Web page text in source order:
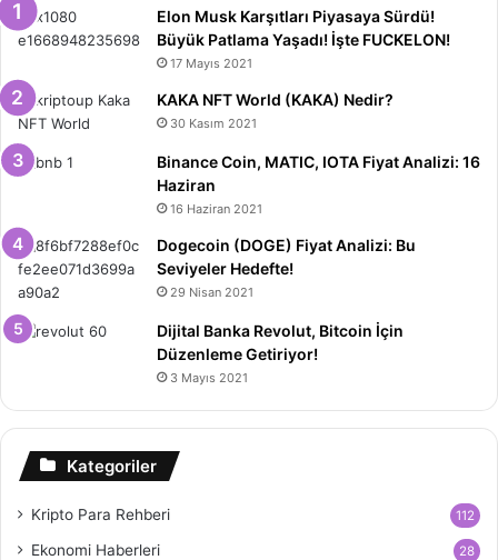
Elon Musk Karşıtları Piyasaya Sürdü!
Büyük Patlama Yaşadı! İşte FUCKELON!
17 Mayıs 2021
KAKA NFT World (KAKA) Nedir?
30 Kasım 2021
Binance Coin, MATIC, IOTA Fiyat Analizi: 16
Haziran
16 Haziran 2021
Dogecoin (DOGE) Fiyat Analizi: Bu
Seviyeler Hedefte!
29 Nisan 2021
Dijital Banka Revolut, Bitcoin İçin
Düzenleme Getiriyor!
3 Mayıs 2021
Kategoriler
Kripto Para Rehberi 112
Ekonomi Haberleri 28